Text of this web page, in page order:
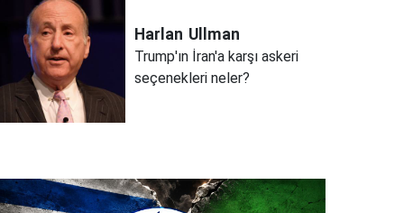
Harlan Ullman
Trump'ın İran'a karşı askeri
seçenekleri neler?